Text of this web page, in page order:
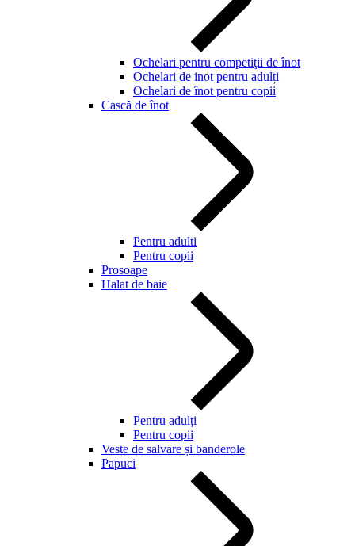
Ochelari pentru competiţii de înot
Ochelari de inot pentru adulți
Ochelari de înot pentru copii
Cască de înot
Pentru adulti
Pentru copii
Prosoape
Halat de baie
Pentru adulţi
Pentru copii
Veste de salvare și banderole
Papuci